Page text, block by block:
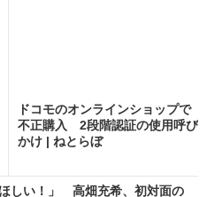
ドコモのオンラインショップで
不正購入 2段階認証の使用呼び
かけ | ねとらぼ
ほしい！」 高畑充希、初対面の